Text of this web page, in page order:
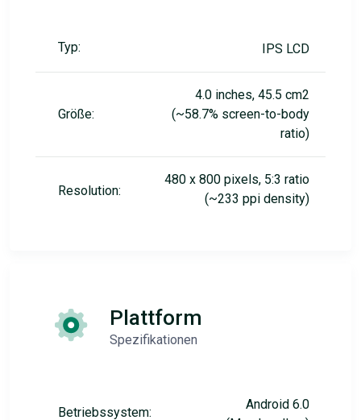
Typ: IPS LCD
Größe:
4.0 inches, 45.5 cm2
(~58.7% screen-to-body
ratio)
Resolution:
480 x 800 pixels, 5:3 ratio
(~233 ppi density)
Plattform
Spezifikationen
Betriebssystem:
Android 6.0